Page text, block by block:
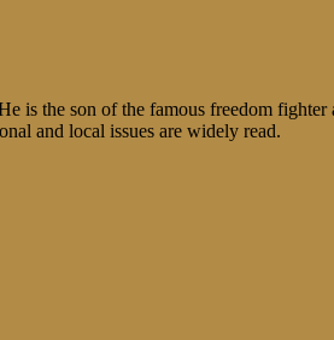
is the son of the famous freedom
and local issues are widely read.